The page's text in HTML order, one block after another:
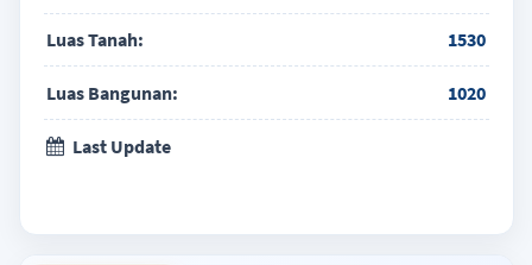
Luas Tanah: 1530
Luas Bangunan: 1020
Last Update